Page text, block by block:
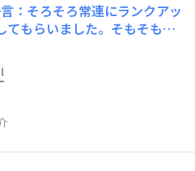
：そろそろ常連にランクアッ
てもらいました。そもそも緑
しかったので、期待してお待
のチルグリーンは期待を遥か
には似合いませんが、おじさ
ざいました